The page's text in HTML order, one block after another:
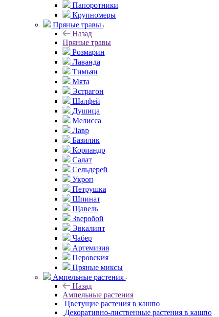
Папоротники
Крупномеры
Пряные травы
Назад
Пряные травы
Розмарин
Лаванда
Тимьян
Мята
Эстрагон
Шалфей
Душица
Мелисса
Лавр
Базилик
Кориандр
Салат
Сельдерей
Укроп
Петрушка
Шпинат
Щавель
Зверобой
Эвкалипт
Чабер
Артемизия
Перовския
Пряные миксы
Ампельные растения
Назад
Ампельные растения
Цветущие растения в кашпо
Декоративно-лиственные растения в кашпо